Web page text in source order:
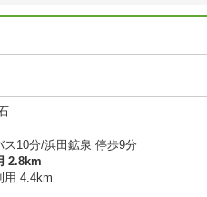
ス10分/浜田鉱泉 停歩9分
2.8km
用 4.4km